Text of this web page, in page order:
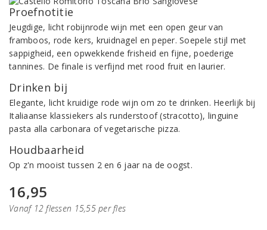
Proefnotitie
Jeugdige, licht robijnrode wijn met een open geur van
framboos, rode kers, kruidnagel en peper. Soepele stijl met
sappigheid, een opwekkende frisheid en fijne, poederige
tannines. De finale is verfijnd met rood fruit en laurier.
Drinken bij
Elegante, licht kruidige rode wijn om zo te drinken. Heerlijk bij
Italiaanse klassiekers als runderstoof (stracotto), linguine
pasta alla carbonara of vegetarische pizza.
Houdbaarheid
Op z'n mooist tussen 2 en 6 jaar na de oogst.
16,95
Vanaf 12 flessen 15,55 per fles